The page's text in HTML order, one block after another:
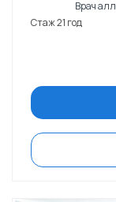
Врач
Стаж 21 год